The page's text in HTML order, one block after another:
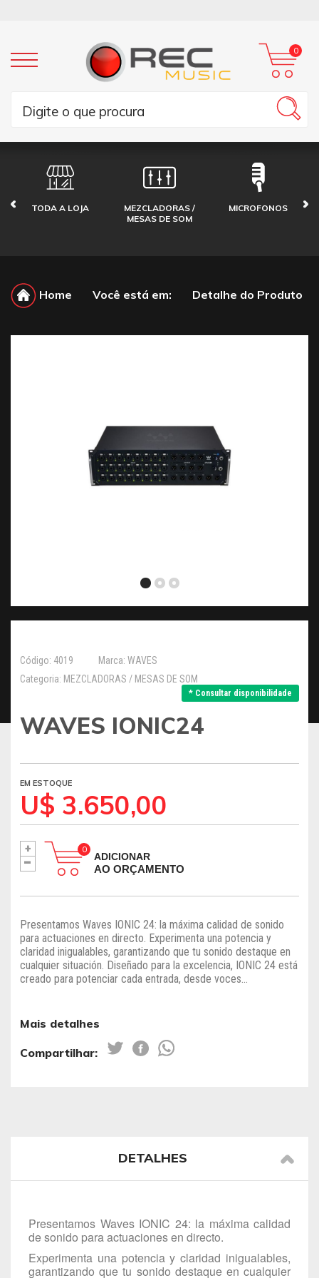
0
TODA A LOJA
MEZCLADORAS /
MESAS DE SOM
MICROFONOS
Home Você está em: Detalhe do Produto
Código: 4019
Marca: WAVES
Categoria: MEZCLADORAS / MESAS DE SOM
* Consultar disponibilidade
WAVES IONIC24
EM ESTOQUE
U$ 3.650,00
+
- ADICIONAR
AO ORÇAMENTO
Presentamos Waves IONIC 24: la máxima calidad de sonido
para actuaciones en directo. Experimenta una potencia y
claridad inigualables, garantizando que tu sonido destaque en
cualquier situación. Diseñado para la excelencia, IONIC 24 está
creado para potenciar cada entrada, desde voces...
Mais detalhes
Compartilhar:
DETALHES
Presentamos Waves IONIC 24: la máxima calidad
de sonido para actuaciones en directo.
Experimenta una potencia y claridad inigualables,
garantizando que tu sonido destaque en cualquier